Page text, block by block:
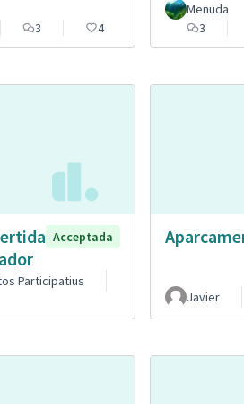
3 4
Menuda
3
Acceptada
Participatius
Javier